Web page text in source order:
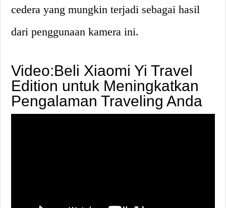
cedera yang mungkin terjadi sebagai hasil
dari penggunaan kamera ini.
Video:Beli Xiaomi Yi Travel
Edition untuk Meningkatkan
Pengalaman Traveling Anda